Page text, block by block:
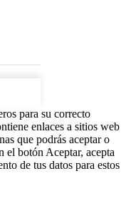
para su correcto
enlaces a sitios web
que podrás aceptar o
el botón Aceptar, acepta
de tus datos para estos